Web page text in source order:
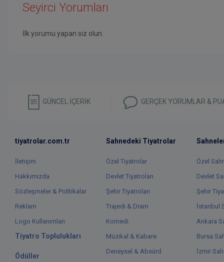
Seyirci Yorumları
İlk yorumu yapan siz olun.
GÜNCEL İÇERİK GERÇEK YORUMLAR &
tiyatrolar.com.tr
İletişim
Hakkımızda
Sözleşmeler & Politikalar
Reklam
Logo Kullanımları
Tiyatro Toplulukları
Ödüller
Sahnedeki Tiyatrolar
Özel Tiyatrolar
Devlet Tiyatroları
Şehir Tiyatroları
Trajedi & Dram
Komedi
Müzikal & Kabare
Deneysel & Absürd
Özel
Devlet
Şehir
İstanbul
Ankara
Bursa
İzmir